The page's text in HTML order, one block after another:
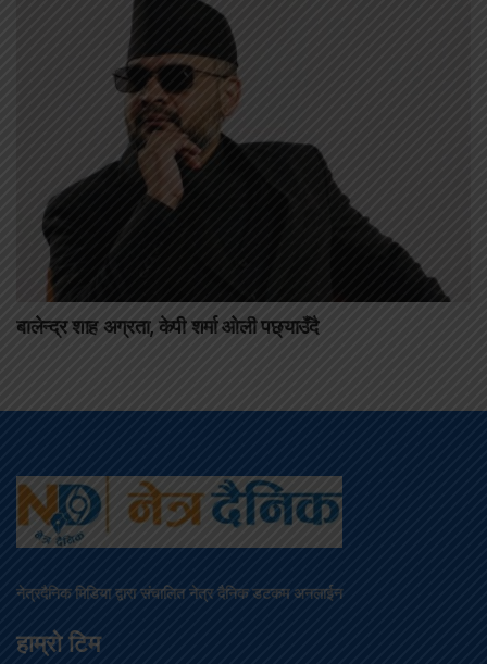
बालेन्द्र शाह अग्रता, केपी शर्मा ओली पछ्याउँदै
नेत्रदैनिक मिडिया द्वारा संचालित नेत्र दैनिक डटकम अनलाईन
हाम्रो टिम